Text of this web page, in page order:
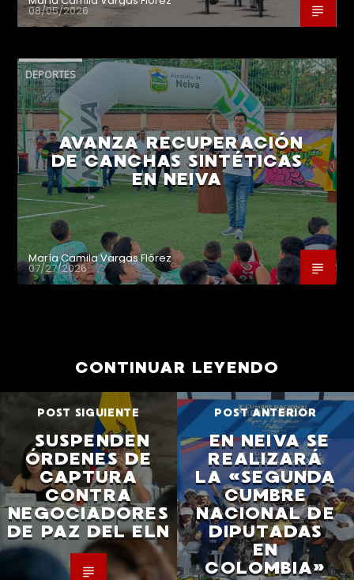
08/05/2026
DEPORTES
AVANZA RECUPERACIÓN
DE CANCHAS SINTÉTICAS
EN NEIVA
María Camila Vargas Flórez
07/27/2026
CONTINUAR LEYENDO
POST SIGUIENTE
SUSPENDEN
ÓRDENES DE
CAPTURA
CONTRA
NEGOCIADORES
DE PAZ DEL ELN
POST ANTERIOR
EN NEIVA SE
REALIZARÁ
LA «SEGUNDA
CUMBRE
NACIONAL DE
DIPUTADAS
EN
COLOMBIA»